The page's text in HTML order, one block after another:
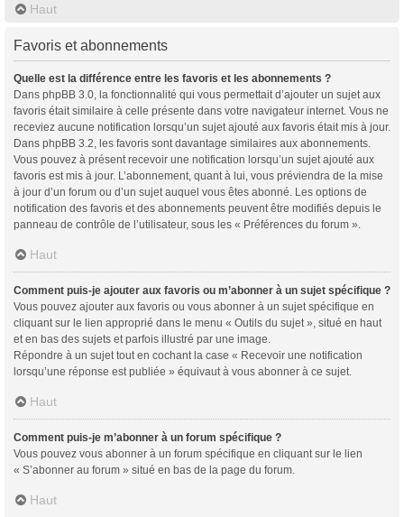
Haut
Favoris et abonnements
Quelle est la différence entre les favoris et les abonnements ?
Dans phpBB 3.0, la fonctionnalité qui vous permettait d’ajouter un sujet aux
favoris était similaire à celle présente dans votre navigateur internet. Vous ne
receviez aucune notification lorsqu’un sujet ajouté aux favoris était mis à jour.
Dans phpBB 3.2, les favoris sont davantage similaires aux abonnements.
Vous pouvez à présent recevoir une notification lorsqu’un sujet ajouté aux
favoris est mis à jour. L’abonnement, quant à lui, vous préviendra de la mise
à jour d’un forum ou d’un sujet auquel vous êtes abonné. Les options de
notification des favoris et des abonnements peuvent être modifiés depuis le
panneau de contrôle de l’utilisateur, sous les « Préférences du forum ».
Haut
Comment puis-je ajouter aux favoris ou m’abonner à un sujet spécifique ?
Vous pouvez ajouter aux favoris ou vous abonner à un sujet spécifique en
cliquant sur le lien approprié dans le menu « Outils du sujet », situé en haut
et en bas des sujets et parfois illustré par une image.
Répondre à un sujet tout en cochant la case « Recevoir une notification
lorsqu’une réponse est publiée » équivaut à vous abonner à ce sujet.
Haut
Comment puis-je m’abonner à un forum spécifique ?
Vous pouvez vous abonner à un forum spécifique en cliquant sur le lien
« S’abonner au forum » situé en bas de la page du forum.
Haut